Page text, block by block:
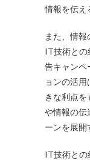
情報を伝え
また、情報
IT技術との
告キャンペ
ョンの活
きな利点
や情報の伝
ーンを展開
IT技術との